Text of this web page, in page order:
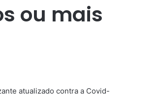
ou mais
atualizado contra a Covid-